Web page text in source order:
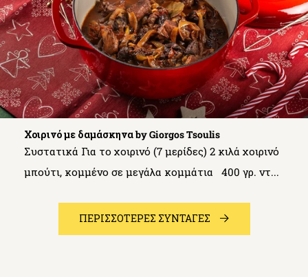
Χοιρινό με δαμάσκηνα by Giorgos Tsoulis
Συστατικά Για το χοιρινό (7 μερίδες) 2 κιλά χοιρινό
μπούτι, κομμένο σε μεγάλα κομμάτια 400 γρ. ντ...
ΠΕΡΙΣΣΟΤΕΡΕΣ ΣΥΝΤΑΓΕΣ